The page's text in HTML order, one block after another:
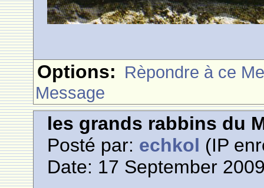
Options: Rèpondre à ce
Message
les grands rabbins du
Posté par: echkol (IP
Date: 17 September